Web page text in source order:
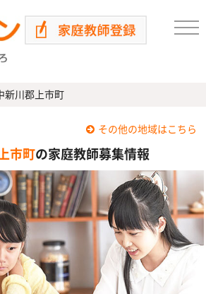
新川郡上市町
その他の地域はこちら
市町の家庭教師募集情報